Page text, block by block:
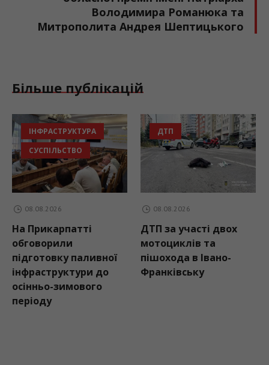
Володимира Романюка та
Митрополита Андрея Шептицького
Більше публікацій
ІНФРАСТРУКТУРА
СУСПІЛЬСТВО
08.08.2026
На Прикарпатті
обговорили
підготовку паливної
інфраструктури до
осінньо-зимового
періоду
ДТП
08.08.2026
ДТП за участі двох
мотоциклів та
пішохода в Івано-
Франківську